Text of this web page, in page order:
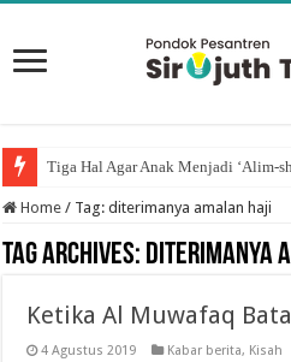
Tiga Hal Agar Anak Menjadi ‘Alim-
Home / Tag:diterimanya amalan haji
Tag Archives: diterimanya
Ketika Al Muwafaq
4 Agustus 2019 Kabar berita, Kisah